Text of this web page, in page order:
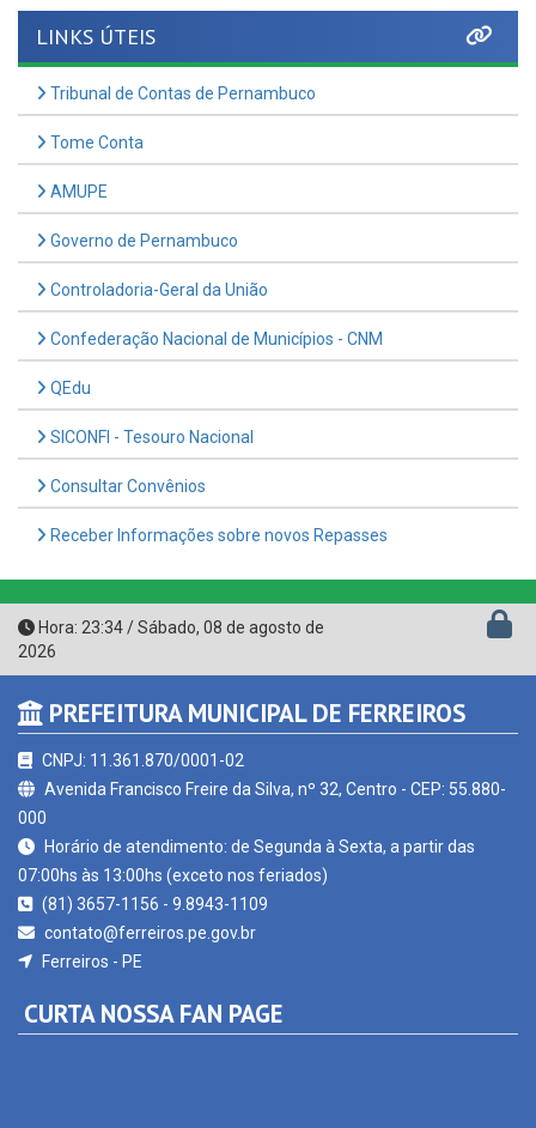
Tribunal de Contas de Pernambuco
Tome Conta
AMUPE
Governo de Pernambuco
Controladoria-Geral da União
Confederação Nacional de Municípios - CNM
QEdu
SICONFI - Tesouro Nacional
Consultar Convênios
Receber Informações sobre novos Repasses
Hora:23:34/Sábado,08 de agosto de
2026
PREFEITURA MUNICIPAL DE FERREIROS
CNPJ: 11.361.870/0001-02
000
Horário de atendimento: de Segunda à Sexta, a partir das
contato@ferreiros.pe.gov.br
Ferreiros - PE
CURTA NOSSA FAN PAGE